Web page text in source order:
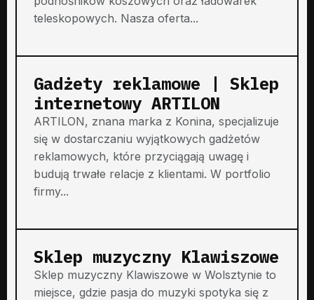
teleskopowych. Nasza oferta...
Gadżety reklamowe | Sklep
internetowy ARTILON
ARTILON, znana marka z Konina, specjalizuje
się w dostarczaniu wyjątkowych gadżetów
reklamowych, które przyciągają uwagę i
budują trwałe relacje z klientami. W portfolio
firmy...
Sklep muzyczny Klawiszowe
Sklep muzyczny Klawiszowe w Wolsztynie to
miejsce, gdzie pasja do muzyki spotyka się z